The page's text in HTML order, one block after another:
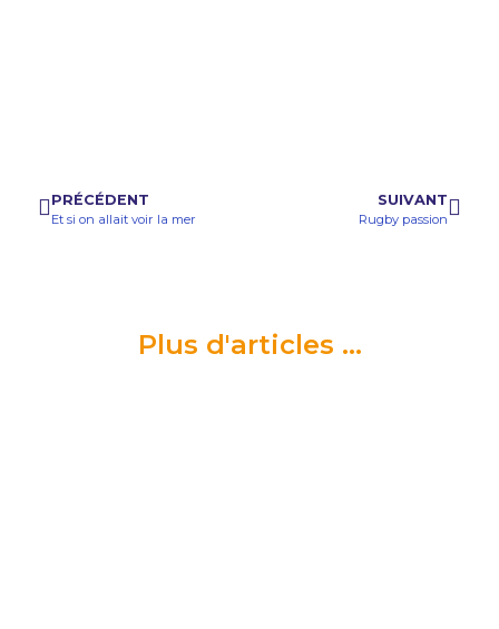
PRÉCÉDENT
Et si on allait voir la mer
SUIVANT
Rugby passion
Plus d'articles ...